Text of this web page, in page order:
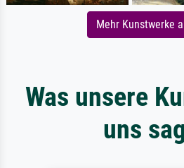
Mehr Kunstwerke
Was unsere
uns